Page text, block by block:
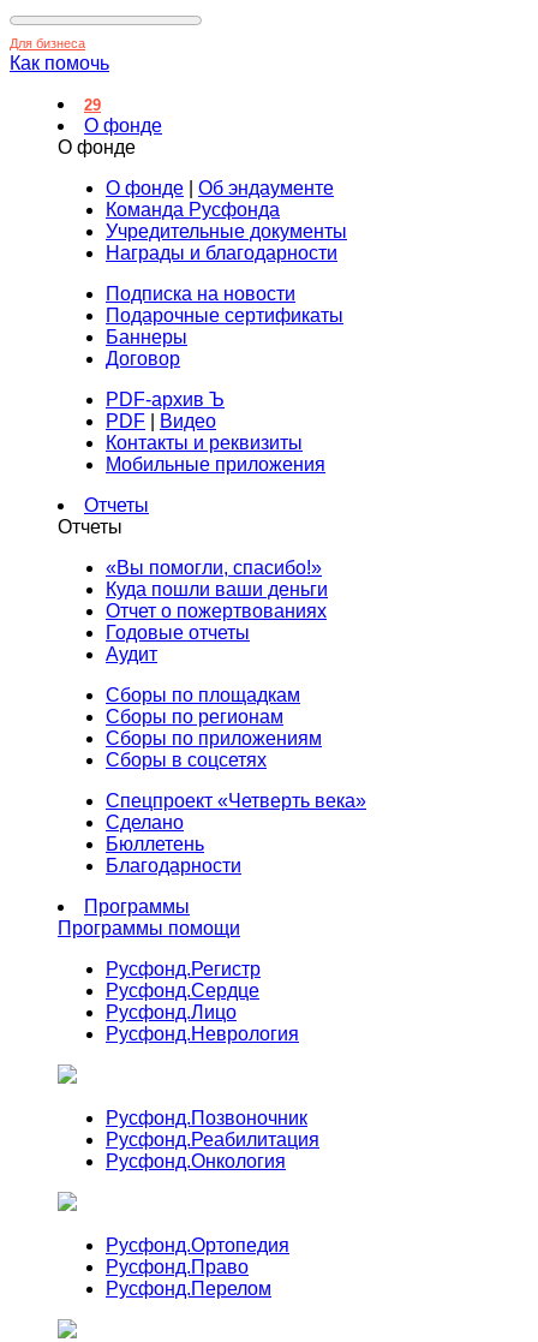
Для бизнеса
Как помочь
29
О фонде
О фонде
О фонде
Об эндаументе
Команда Русфонда
Учредительные документы
Награды и благодарности
Подписка на новости
Подарочные сертификаты
Баннеры
Договор
PDF-архив Ъ
PDF
Видео
Контакты и реквизиты
Мобильные приложения
Отчеты
Отчеты
«Вы помогли, спасибо!»
Куда пошли ваши деньги
Отчет о пожертвованиях
Годовые отчеты
Аудит
Сборы по площадкам
Сборы по регионам
Сборы по приложениям
Сборы в соцсетях
Спецпроект «Четверть века»
Сделано
Бюллетень
Благодарности
Программы
Программы помощи
Русфонд.Регистр
Русфонд.Сердце
Русфонд.Лицо
Русфонд.Неврология
Русфонд.Позвоночник
Русфонд.Реабилитация
Русфонд.Онкология
Русфонд.Ортопедия
Русфонд.Право
Русфонд.Перелом